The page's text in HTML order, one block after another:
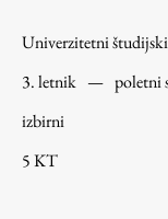
Univerzitetni
3. letnik — poletni
izbirni
5 KT